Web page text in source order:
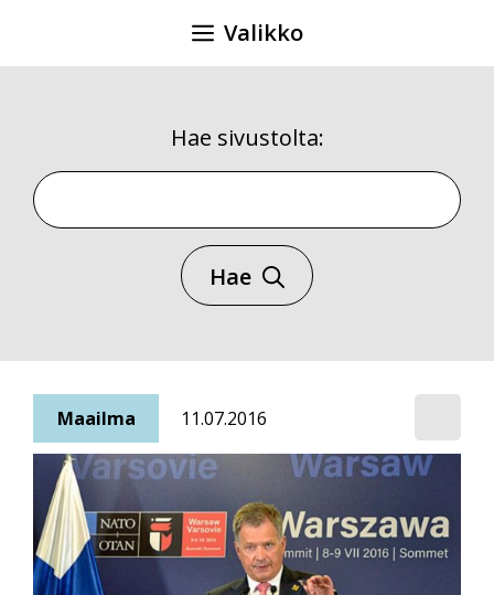
Valikko
Hae sivustolta:
Hae sivustolta
Hae
Maailma 11.07.2016